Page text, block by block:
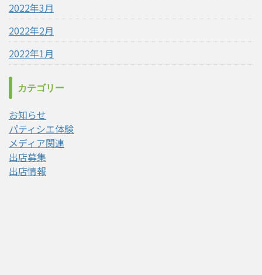
2022年3月
2022年2月
2022年1月
カテゴリー
お知らせ
パティシエ体験
メディア関連
出店募集
出店情報